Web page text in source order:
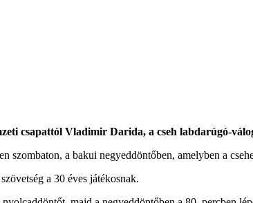
csapattól Vladimir Darida, a cseh labdarúgó-
szombaton, a bakui negyeddöntőben, amelyben a
a 30 éves játékosnak.